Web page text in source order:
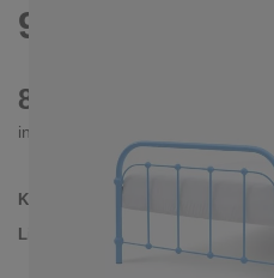
90X200 CM
820 €
inkl. MwSt. inkl. Versandkosten
Kollektion
Lieferzeit